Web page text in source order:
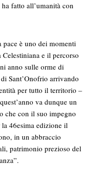
fatto all’umanità con
pace è uno dei momenti
e il percorso
anno sulle orme di
Sant’Onofrio arrivando
per tutto il territorio –
va dunque un
che con il suo impegno
46esima edizione il
in un abbraccio
patrimonio prezioso del